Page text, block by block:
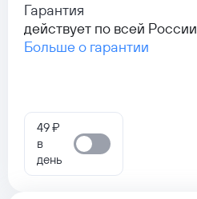
Гарантия
действует по всей России
Больше о гарантии
49 ₽
в
день